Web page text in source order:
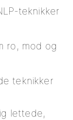
teknikker
ro, mod og
teknikker
lettede,